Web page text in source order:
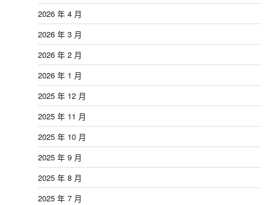
2026 年 4 月
2026 年 3 月
2026 年 2 月
2026 年 1 月
2025 年 12 月
2025 年 11 月
2025 年 10 月
2025 年 9 月
2025 年 8 月
2025 年 7 月